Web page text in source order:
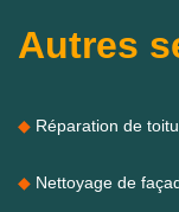
Autres
Réparation de
Nettoyage de